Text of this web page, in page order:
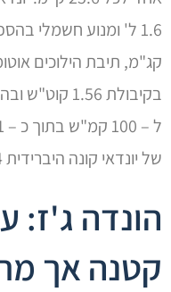
של יונדאי קונה היברידית 2024), ומגוון אביזרי בטיחות.
הונדה ג'ז:
קטנה אך